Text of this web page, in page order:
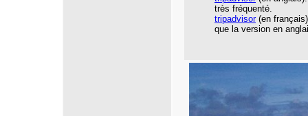
très fréquenté.
tripadvisor(en
que la version en